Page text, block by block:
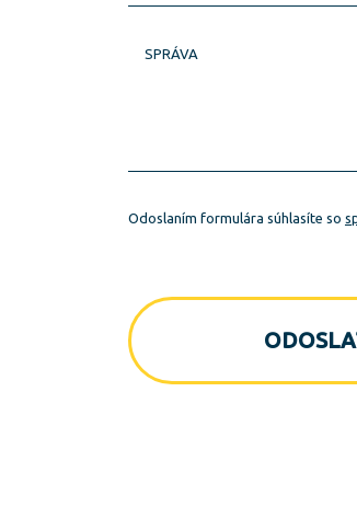
SPRÁVA
Odoslaním formulára súhlasíte so